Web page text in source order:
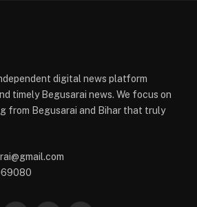
digital news platform
timely Begusarai news. We focus on
from Begusarai and Bihar that truly